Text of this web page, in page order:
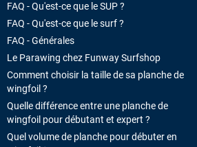
FAQ - Qu'est-ce que le SUP ?
FAQ - Qu'est-ce que le surf ?
FAQ - Générales
Le Parawing chez Funway Surfshop
Comment choisir la taille de sa planche de
wingfoil ?
Quelle différence entre une planche de
wingfoil pour débutant et expert ?
Quel volume de planche pour débuter en